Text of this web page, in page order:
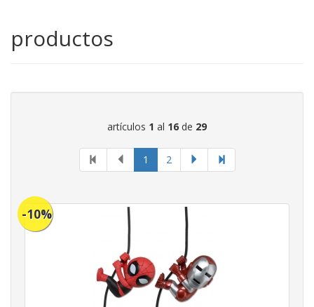
productos
artículos 1 al 16 de 29
1 página
actual
2
-10%